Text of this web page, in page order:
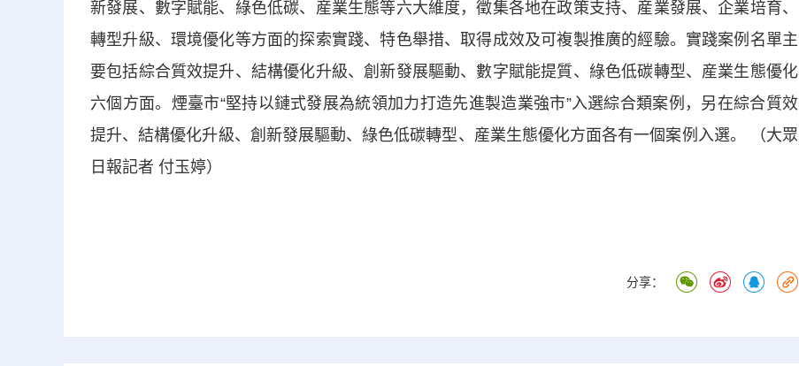
新發展、數字賦能、綠色低碳、産業生態等六大維度，徵集各地在政策支持、産業發展、企業培育、
轉型升級、環境優化等方面的探索實踐、特色舉措、取得成效及可複製推廣的經驗。實踐案例名單主
要包括綜合質效提升、結構優化升級、創新發展驅動、數字賦能提質、綠色低碳轉型、産業生態優化
六個方面。煙臺市“堅持以鏈式發展為統領加力打造先進製造業強市”入選綜合類案例，另在綜合質效
提升、結構優化升級、創新發展驅動、綠色低碳轉型、産業生態優化方面各有一個案例入選。 （大眾
日報記者 付玉婷）
分享：